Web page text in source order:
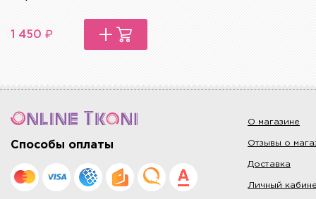
1 450 ₽
Способы оплаты
О магазине
Отзывы о
Доставка
Личный